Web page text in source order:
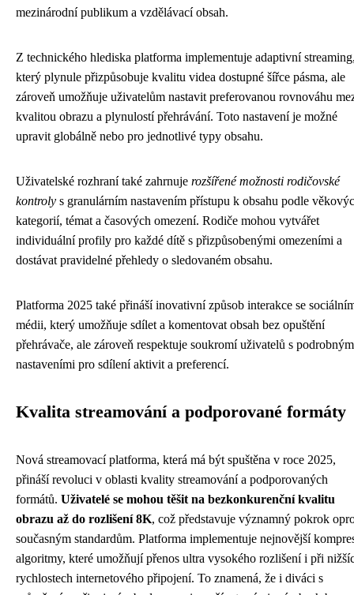
mezinárodní publikum a vzdělávací obsah.
Z technického hlediska platforma implementuje adaptivní
který plynule přizpůsobuje kvalitu videa dostupné šířce pásma, ale
zároveň umožňuje uživatelům nastavit preferovanou rovnováhu
kvalitou obrazu a plynulostí přehrávání. Toto nastavení je možné
upravit globálně nebo pro jednotlivé typy obsahu.
Uživatelské rozhraní také zahrnuje rozšířené možnosti rodičovské
kontroly s granulárním nastavením přístupu k obsahu podle
kategorií, témat a časových omezení. Rodiče mohou vytvářet
individuální profily pro každé dítě s přizpůsobenými omezeními a
dostávat pravidelné přehledy o sledovaném obsahu.
Platforma 2025 také přináší inovativní způsob interakce se
médii, který umožňuje sdílet a komentovat obsah bez opuštění
přehrávače, ale zároveň respektuje soukromí uživatelů s
nastaveními pro sdílení aktivit a preferencí.
Kvalita streamování a podporované formáty
Nová streamovací platforma, která má být spuštěna v roce 2025,
přináší revoluci v oblasti kvality streamování a podporovaných
formátů. Uživatelé se mohou těšit na bezkonkurenční kvalitu
obrazu až do rozlišení 8K, což představuje významný pokrok
současným standardům. Platforma implementuje nejnovější
algoritmy, které umožňují přenos ultra vysokého rozlišení i při
rychlostech internetového připojení. To znamená, že i diváci s